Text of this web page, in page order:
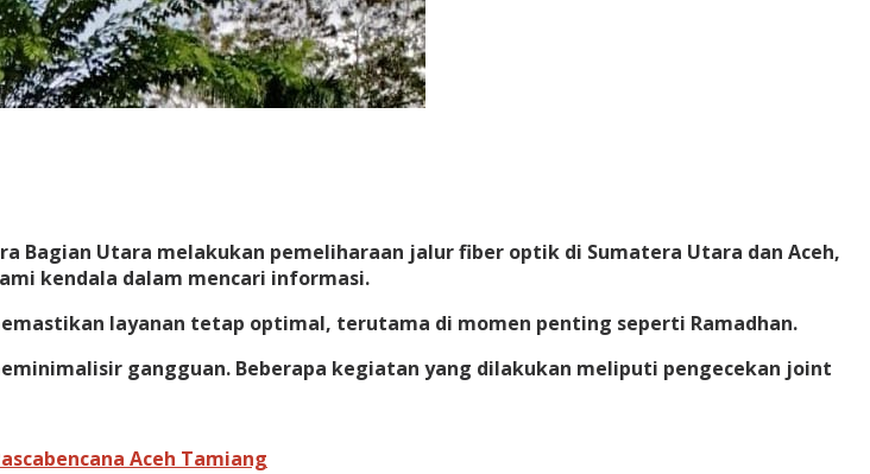
Bagian Utara melakukan pemeliharaan jalur fiber optik di Sumatera Utara dan Aceh,
kendala dalam mencari informasi.
layanan tetap optimal, terutama di momen penting seperti Ramadhan.
gangguan. Beberapa kegiatan yang dilakukan meliputi pengecekan joint
Aceh Tamiang